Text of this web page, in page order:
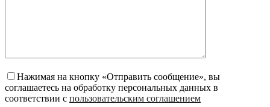
Нажимая на кнопку «Отправить сообщение», вы
соглашаетесь на обработку персональных данных в
соответствии с пользовательским соглашением